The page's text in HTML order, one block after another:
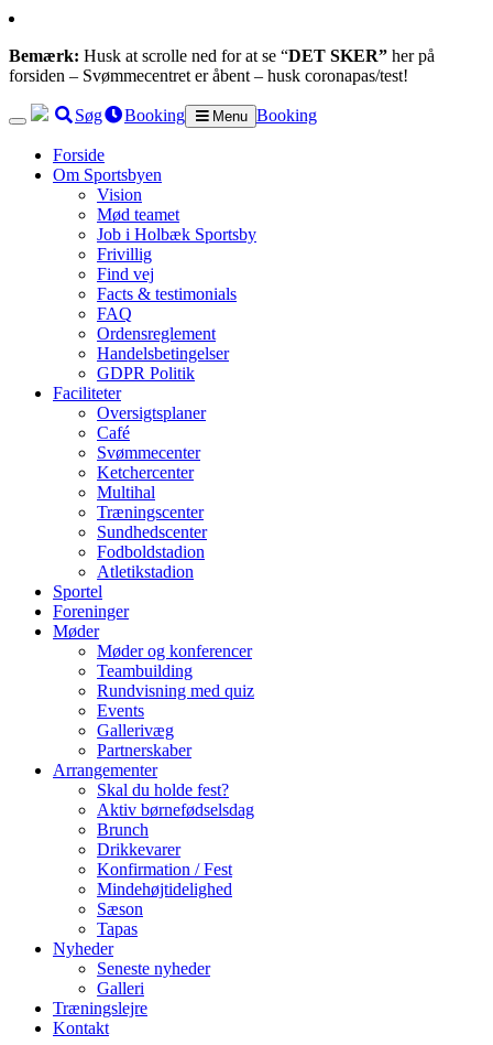
Bemærk: Husk at scrolle ned for at se “DET SKER” her på
forsiden – Svømmecentret er åbent – husk coronapas/test!
Søg Booking Menu Booking
Forside
Om Sportsbyen
Vision
Mød teamet
Job i Holbæk Sportsby
Frivillig
Find vej
Facts & testimonials
FAQ
Ordensreglement
Handelsbetingelser
GDPR Politik
Faciliteter
Oversigtsplaner
Café
Svømmecenter
Ketchercenter
Multihal
Træningscenter
Sundhedscenter
Fodboldstadion
Atletikstadion
Sportel
Foreninger
Møder
Møder og konferencer
Teambuilding
Rundvisning med quiz
Events
Gallerivæg
Partnerskaber
Arrangementer
Skal du holde fest?
Aktiv børnefødselsdag
Brunch
Drikkevarer
Konfirmation / Fest
Mindehøjtidelighed
Sæson
Tapas
Nyheder
Seneste nyheder
Galleri
Træningslejre
Kontakt